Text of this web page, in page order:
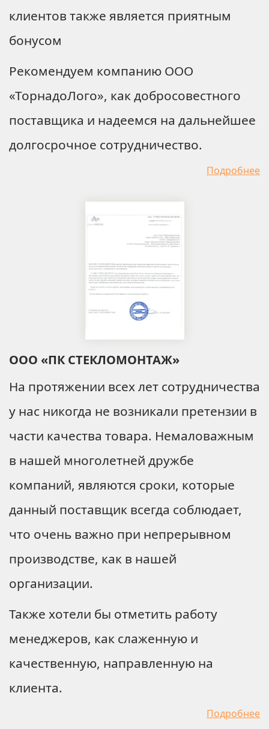
клиентов также является приятным
бонусом
Рекомендуем компанию ООО
«ТорнадоЛого», как добросовестного
поставщика и надеемся на дальнейшее
долгосрочное сотрудничество.
Подробнее
ООО «ПК СТЕКЛОМОНТАЖ»
На протяжении всех лет сотрудничества
у нас никогда не возникали претензии в
части качества товара. Немаловажным
в нашей многолетней дружбе
компаний, являются сроки, которые
данный поставщик всегда соблюдает,
что очень важно при непрерывном
производстве, как в нашей
организации.
Также хотели бы отметить работу
менеджеров, как слаженную и
качественную, направленную на
клиента.
Подробнее